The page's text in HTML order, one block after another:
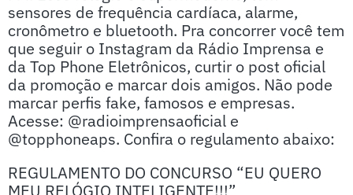
sensores de frequência cardíaca, alarme,
cronômetro e bluetooth. Pra concorrer você tem
que seguir o Instagram da Rádio Imprensa e
da Top Phone Eletrônicos, curtir o post oficial
da promoção e marcar dois amigos. Não pode
marcar perfis fake, famosos e empresas.
Acesse: @radioimprensaoficial e
@topphoneaps. Confira o regulamento abaixo:
REGULAMENTO DO CONCURSO “EU QUERO
MEU RELÓGIO INTELIGENTE!!!”